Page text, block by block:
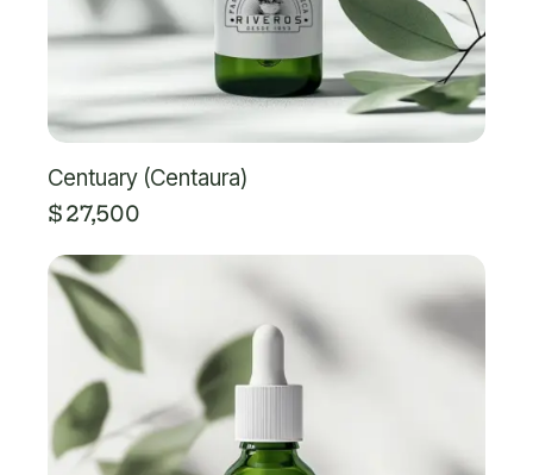
Centuary (Centaura)
$27,500